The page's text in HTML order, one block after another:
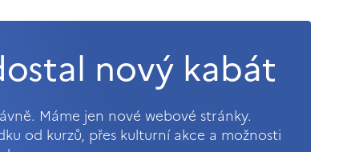
nový kabát
Máme jen nové webové stránky.
od kurzů, přes kulturní akce a možnosti